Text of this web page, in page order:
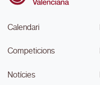
Calendari
Competicions
Notícies